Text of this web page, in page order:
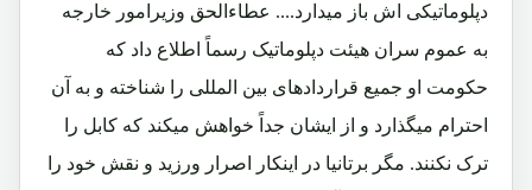
دپلوماتیکی اش باز میدارد.... عطاءالحق وزیرامور خارجه
به عموم سران هیئت دپلوماتیک رسماً اطلاع داد که
حکومت او جمیع قراردادهای بین المللی را شناخته و به آن
احترام میگذارد و از ایشان جداً خواهش میکند که کابل را
ترک نکنند. مگر برتانیا در اینکار اصرار ورزید و نقش خود را